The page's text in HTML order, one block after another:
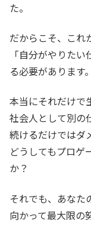
た。
だからこそ、これ
「自分がやりた
る必要があります。
本当にそれだけで
社会人として別の
続けるだけではダ
どうしてもプロゲ
か？
それでも、あなた
向かって最大限の